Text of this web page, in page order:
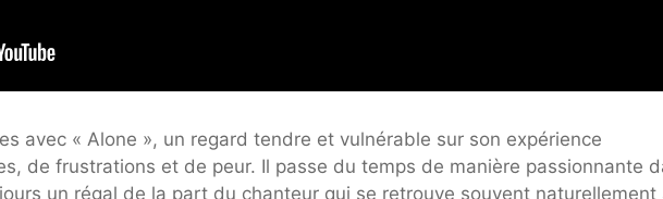
avec « Alone », un regard tendre et vulnérable sur son expérience
de frustrations et de peur. Il passe du temps de manière passionnante
un régal de la part du chanteur qui se retrouve souvent naturellement